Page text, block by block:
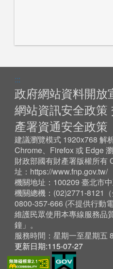
:::
政府網站資料開放
網站資訊安全政策
產署資通安全政策
建議瀏覽模式 1920x768 解
Chrome、Firefox 或 Edge
財政部國有財產署版權所
址： https://www.fnp.gov.tw/
機關地址：100209 臺北市
機關總機：(02)2771-8121（
0800-357-666 (不提供行動
維護民眾使用本專線服務品
鐘」。
服務時間：星期一至星期五
更新日期:115-07-27